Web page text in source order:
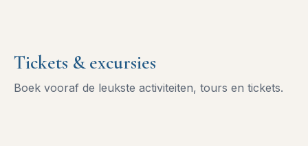
Tickets & excursies
Boek vooraf de leukste activiteiten, tours en tickets.